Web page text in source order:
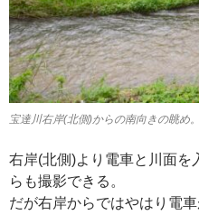
宝達川右岸(北側)からの南向きの眺め
右岸(北側)より電車と川面を
らも撮影できる。
だが右岸からではやはり電